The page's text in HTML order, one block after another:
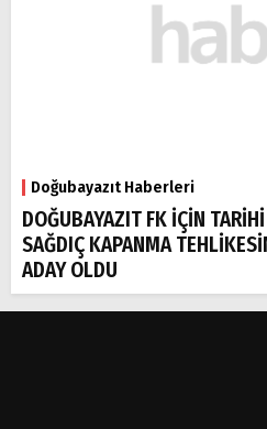
Doğubayazıt Haberleri
DOĞUBAYAZIT FK İÇİN
SAĞDIÇ KAPANMA
ADAY OLDU